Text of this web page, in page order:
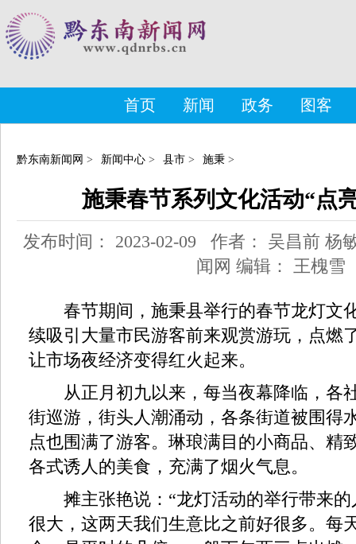
首页 新闻 政务 图客
黔东南新闻网 > 新闻中心 > 县市 > 施秉 >
施秉春节系列文化活动“点
发布时间： 2023-02-09 作者： 吴昌前 杨
闻网 编辑： 王槐雪
春节期间，施秉县举行的春节龙灯文
续吸引大量市民游客前来观赏游玩，点燃
让市场夜经济变得红火起来。
从正月初九以来，每当夜幕降临，各
街巡游，街头人潮涌动，各条街道被围得
点也围满了游客。琳琅满目的小商品、精
各式诱人的美食，充满了烟火气息。
摊主张艳说：“龙灯活动的举行带来的
很大，这两天我们生意比之前好很多。每